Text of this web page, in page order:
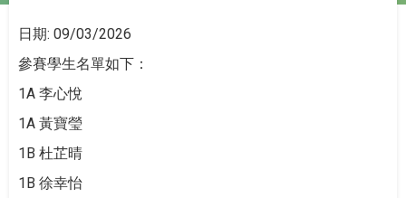
日期: 09/03/2026
參賽學生名單如下：
1A 李心悅
1A 黃寶瑩
1B 杜芷晴
1B 徐幸怡